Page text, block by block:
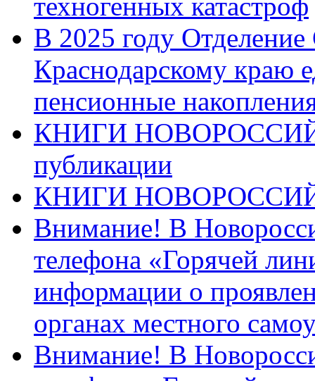
В 2025 году
Краснодарскому краю
пенсионные
КНИГИ
публикации
КНИГИ
Внимание! В
телефона «Горячей
информации о
органах местного
Внимание! В